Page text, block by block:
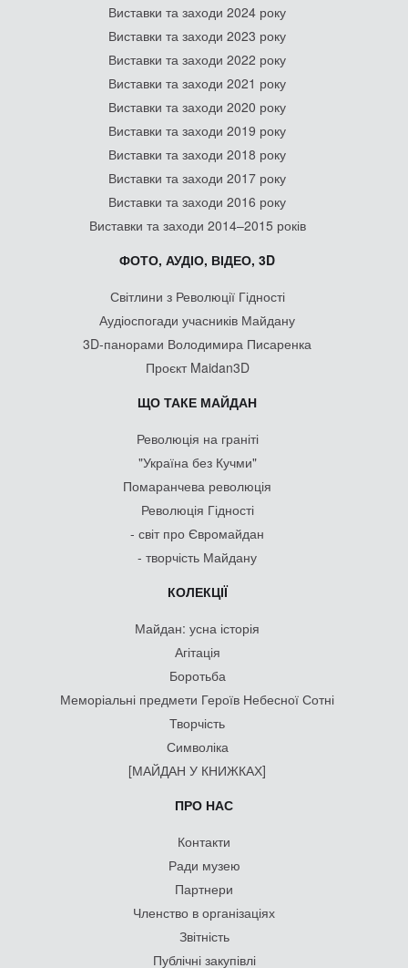
Виставки та заходи 2024 року
Виставки та заходи 2023 року
Виставки та заходи 2022 року
Виставки та заходи 2021 року
Виставки та заходи 2020 року
Виставки та заходи 2019 року
Виставки та заходи 2018 року
Виставки та заходи 2017 року
Виставки та заходи 2016 року
Виставки та заходи 2014–2015 років
ФОТО, АУДІО, ВІДЕО, 3D
Світлини з Революції Гідності
Аудіоспогади учасників Майдану
3D-панорами Володимира Писаренка
Проєкт Maidan3D
ЩО ТАКЕ МАЙДАН
Революція на граніті
"Україна без Кучми"
Помаранчева революція
Революція Гідності
- світ про Євромайдан
- творчість Майдану
КОЛЕКЦІЇ
Майдан: усна історія
Агітація
Боротьба
Меморіальні предмети Героїв Небесної Сотні
Творчість
Символіка
[МАЙДАН У КНИЖКАХ]
ПРО НАС
Контакти
Ради музею
Партнери
Членство в організаціях
Звітність
Публічні закупівлі